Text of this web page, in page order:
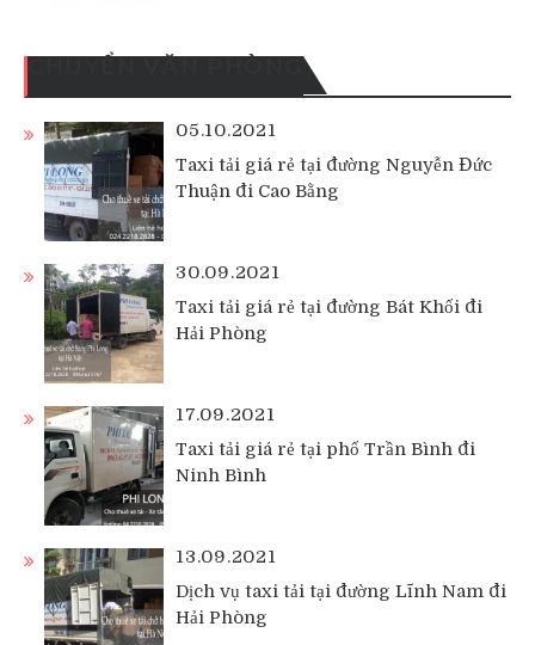
05.10.2021
Taxi tải giá rẻ tại đường Nguyễn Đức
Thuận đi Cao Bằng
30.09.2021
Taxi tải giá rẻ tại đường Bát Khối đi
Hải Phòng
17.09.2021
Taxi tải giá rẻ tại phố Trần Bình đi
Ninh Bình
13.09.2021
Dịch vụ taxi tải tại đường Lĩnh Nam đi
Hải Phòng